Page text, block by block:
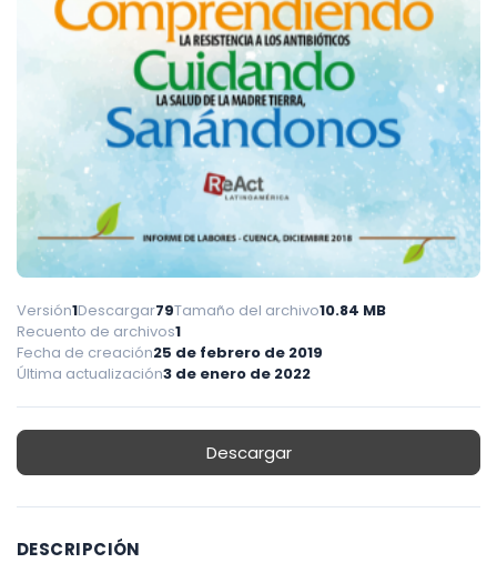
Versión1Descargar79Tamaño del archivo10.84 MB
Recuento de archivos1
Fecha de creación25 de febrero de 2019
Última actualización3 de enero de 2022
Descargar
DESCRIPCIÓN